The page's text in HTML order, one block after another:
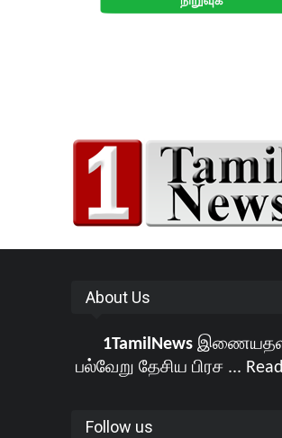
About Us
1TamilNews
பல்வேறு தேசிய பிரச ...
Follow us